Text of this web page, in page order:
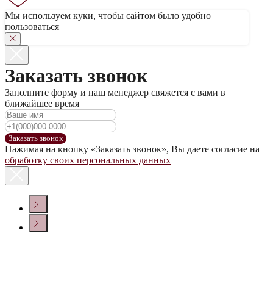
Мы используем куки, чтобы сайтом было удобно
пользоваться
Заказать звонок
Заполните форму и наш менеджер свяжется с вами в
ближайшее время
Заказать звонок
Нажимая на кнопку «Заказать звонок», Вы даете согласие на
обработку своих персональных данных